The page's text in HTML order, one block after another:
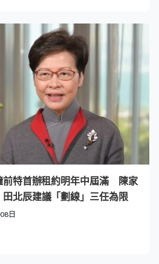
前特首辦租約明年中屆滿 陳家
北辰建議「劃線」三任為限
日